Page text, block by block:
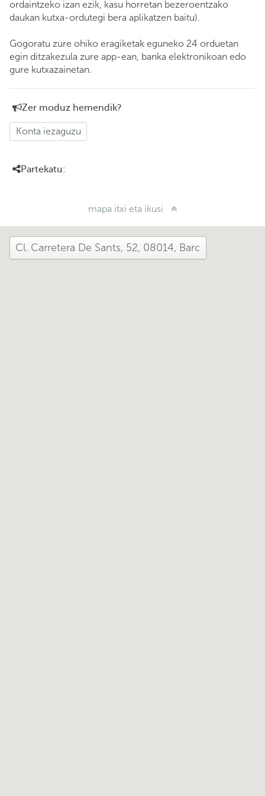
ordaintzeko izan ezik, kasu horretan bezeroentzako
daukan kutxa-ordutegi bera aplikatzen baitu).
Gogoratu zure ohiko eragiketak eguneko 24 orduetan
egin ditzakezula zure app-ean, banka elektronikoan edo
gure kutxazainetan.
Zer moduz hemendik?
Konta iezaguzu
Partekatu:
mapa itxi eta ikusi